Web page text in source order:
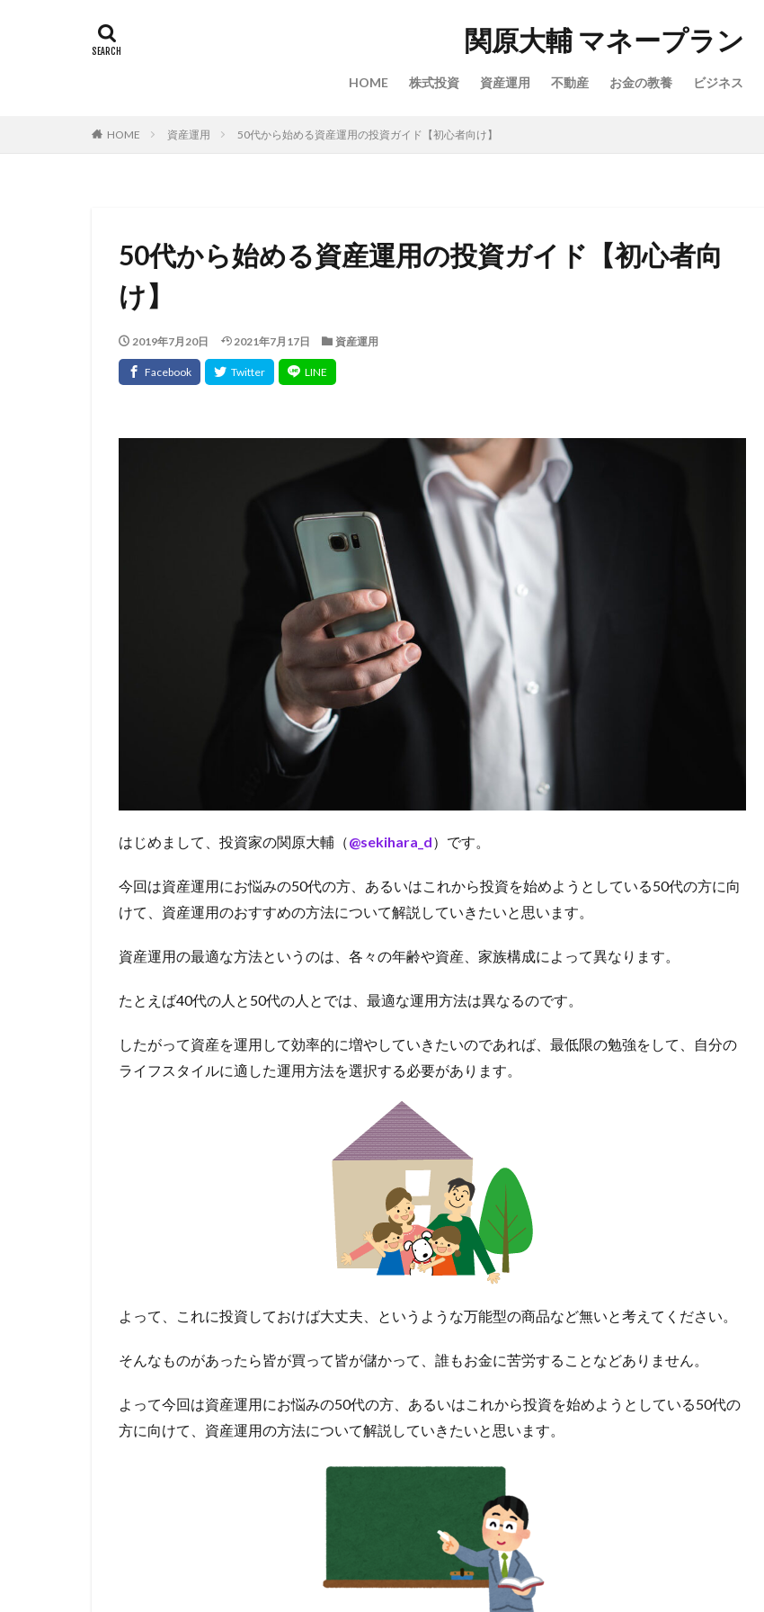
関原大輔 マネープラン
HOME 株式投資 資産運用 不動産 お金の教養 ビジネス
HOME 資産運用 50代から始める資産運用の投資ガイド【初心者向け】
50代から始める資産運用の投資ガイド【初心者向
け】
2019年7月20日 2021年7月17日 資産運用
はじめまして、投資家の関原大輔（@sekihara_d）です。
今回は資産運用にお悩みの50代の方、あるいはこれから投資を始めようとしている50代の方に向
けて、資産運用のおすすめの方法について解説していきたいと思います。
資産運用の最適な方法というのは、各々の年齢や資産、家族構成によって異なります。
たとえば40代の人と50代の人とでは、最適な運用方法は異なるのです。
したがって資産を運用して効率的に増やしていきたいのであれば、最低限の勉強をして、自分の
ライフスタイルに適した運用方法を選択する必要があります。
よって、これに投資しておけば大丈夫、というような万能型の商品など無いと考えてください。
そんなものがあったら皆が買って皆が儲かって、誰もお金に苦労することなどありません。
よって今回は資産運用にお悩みの50代の方、あるいはこれから投資を始めようとしている50代の
方に向けて、資産運用の方法について解説していきたいと思います。